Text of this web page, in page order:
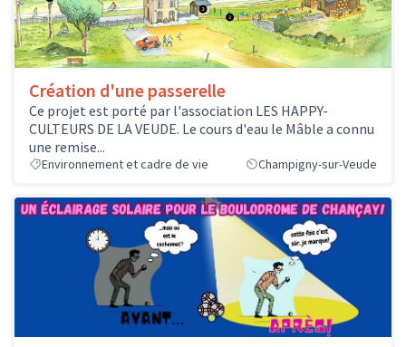
Création d'une passerelle
Ce projet est porté par l'association LES HAPPY-
CULTEURS DE LA VEUDE. Le cours d'eau le Mâble a connu
une remise...
Environnement et cadre de vie Champigny-sur-Veude